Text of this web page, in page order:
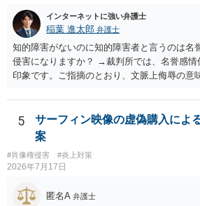
等は別として、一般的なレイアウトや配色、
材を希望に沿って配置した部分には、通常、
いと考えられます。仮に具体的な画面構成の
ても、その権利は当該部分に限られ、ご相談
実績として掲載する権限まで当然に生じるも
の同意があれば別です。また、単に制作を担
り、公開中のサイトへリンクしたりする行
は限りません。 人物写真については、通常の
様、掲載目的、態様、必要性、本人の特定可
す。営業目的であり、本人も掲載を拒否して
める方向の事情となりますが、自動的に肖像
りません。 まず、見積書、メール、チャット
を確認したうえで、「提供素材及びこれを含
インターネットに強い弁護士
稲葉 進太郎 弁護士
知的障害がないのに知的障害者と言うのは名
侵害になりますか？ →裁判所では、名誉感情
印象です。ご指摘のとおり、文脈上侮辱の意
5
サーフィン映像の虚偽購入によ
案
#肖像権侵害 #炎上対策
2026年7月17日
匿名A 弁護士